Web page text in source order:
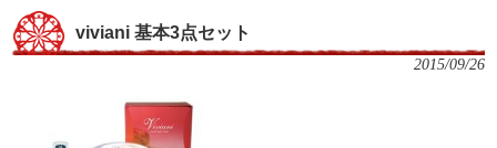
viviani 基本3点セット
2015/09/26